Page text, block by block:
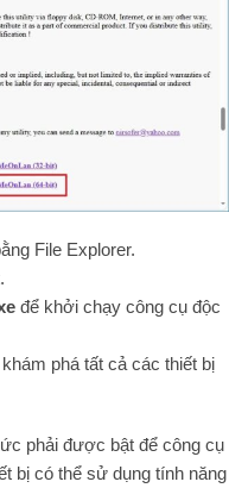
File Explorer.
để khởi chạy công cụ độc
phá tất cả các thiết bị
phải được bật để công cụ
bị có thể sử dụng tính năng